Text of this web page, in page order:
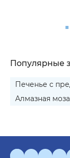
Популярные
Печенье с
Алмазная